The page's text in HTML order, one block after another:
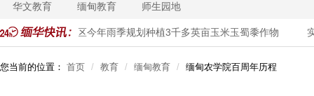
华文教育 缅甸教育 师生园地
实皆省明景县区今年雨季规划种植3千多英亩玉米玉蜀黍作物
您当前的位置： 首页 教育 缅甸教育 缅甸农学院百周年历程